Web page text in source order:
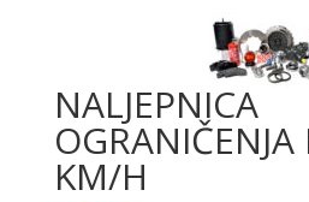
NALJEPNICA
KM/H